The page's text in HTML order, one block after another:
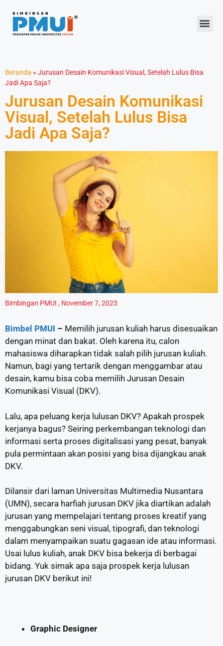
Beranda » Jurusan Desain Komunikasi Visual, Setelah Lulus Bisa
Jadi Apa Saja?
Jurusan Desain Komunikasi
Visual, Setelah Lulus Bisa
Jadi Apa Saja?
Bimbingan PMUI , November 7, 2023
Bimbel PMUI – Memilih jurusan kuliah harus disesuaikan
dengan minat dan bakat. Oleh karena itu, calon
mahasiswa diharapkan tidak salah pilih jurusan kuliah.
Namun, bagi yang tertarik dengan menggambar atau
desain, kamu bisa coba memilih Jurusan Desain
Komunikasi Visual (DKV).
Lalu, apa peluang kerja lulusan DKV? Apakah prospek
kerjanya bagus? Seiring perkembangan teknologi dan
informasi serta proses digitalisasi yang pesat, banyak
pula permintaan akan posisi yang bisa dijangkau anak
DKV.
Dilansir dari laman Universitas Multimedia Nusantara
(UMN), secara harfiah jurusan DKV jika diartikan adalah
jurusan yang mempelajari tentang proses kreatif yang
menggabungkan seni visual, tipografi, dan teknologi
dalam menyampaikan suatu gagasan ide atau informasi.
Usai lulus kuliah, anak DKV bisa bekerja di berbagai
bidang. Yuk simak apa saja prospek kerja lulusan
jurusan DKV berikut ini!
Graphic Designer